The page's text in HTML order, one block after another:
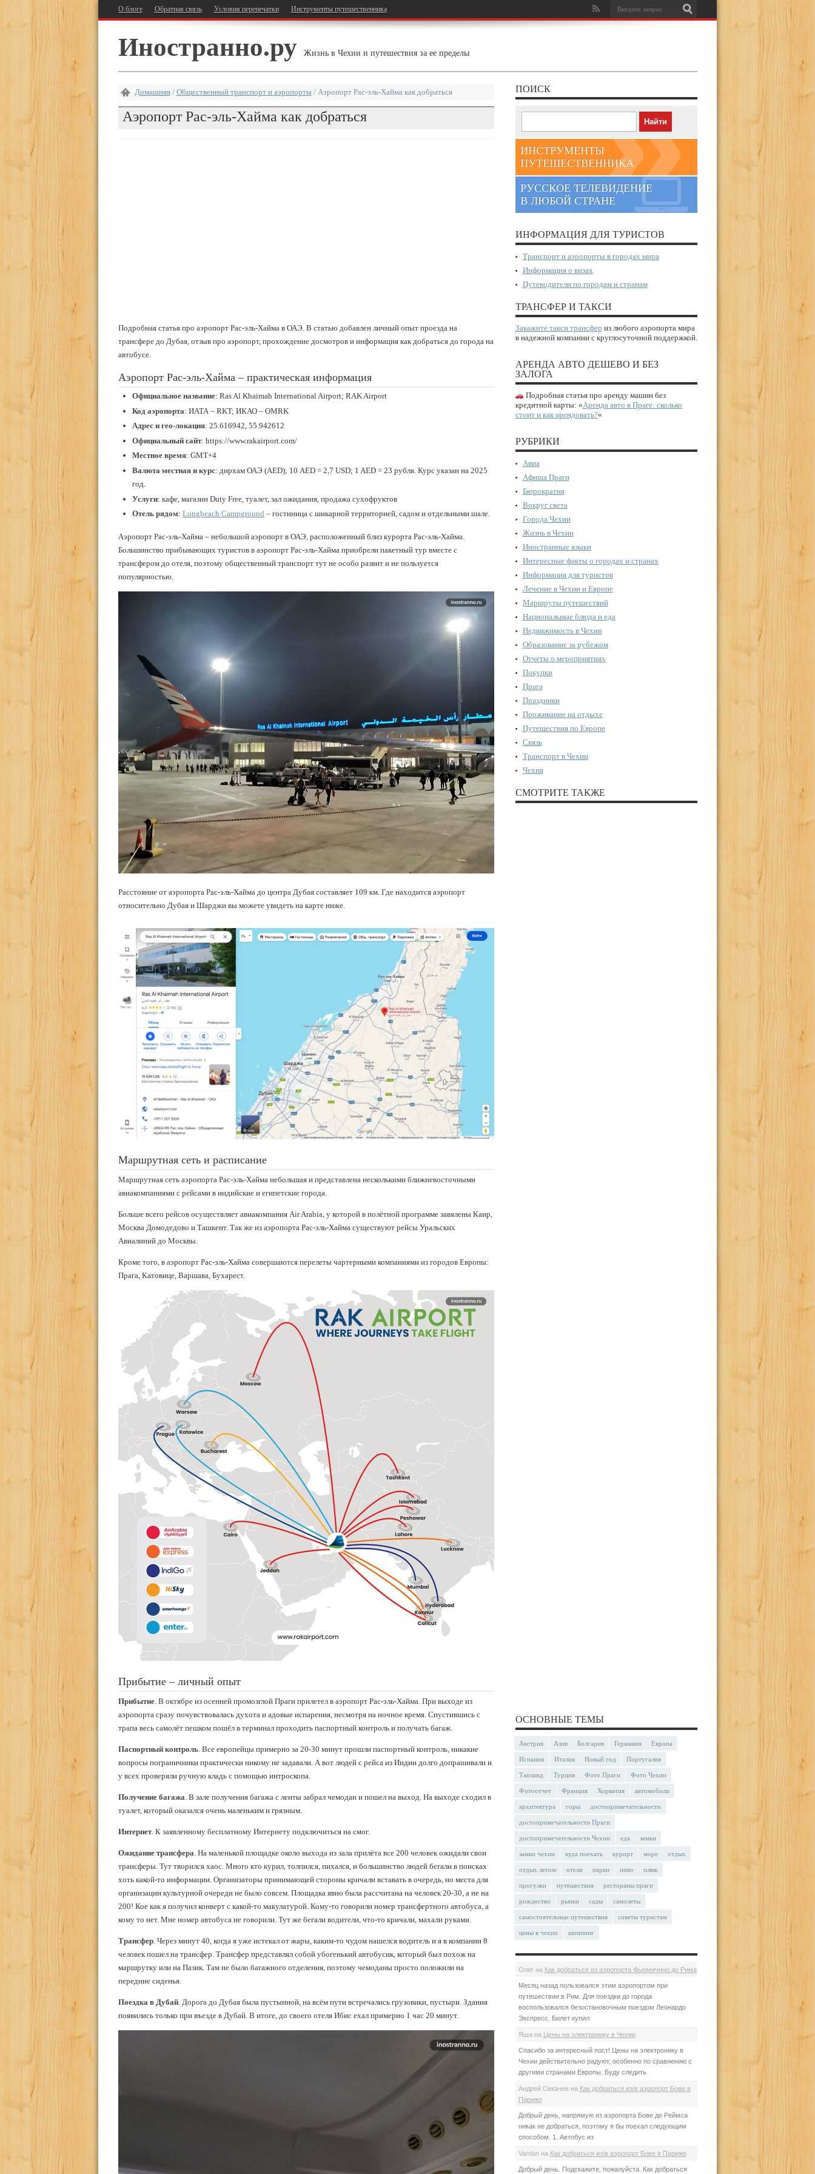
О блоге Обратная связь Условия перепечатки Инструменты путешественника
Иностранно.ру Жизнь в Чехии и путешествия за ее пределы
Домашняя/ Общественный транспорт и аэропорты/ Аэропорт Рас-эль-Хайма как добраться
Аэропорт Рас-эль-Хайма как добраться
Подробная статья про аэропорт Рас-эль-Хайма в ОАЭ. В статью добавлен личный опыт проезда на
трансфере до Дубая, отзыв про аэропорт, прохождение досмотров и информация как добраться до города на
автобусе.
Аэропорт Рас-эль-Хайма – практическая информация
Официальное название: Ras Al Khaimah International Airport; RAK Airport
Код аэропорта: ИАТА – RKT; ИКАО – OMRK
Адрес и гео-локация: 25.616942, 55.942612
Официальный сайт: https://www.rakairport.com/
Местное время: GMT+4
Валюта местная и курс: дирхам ОАЭ (AED); 10 AED = 2,7 USD; 1 AED = 23 рубля. Курс указан на 2025
год.
Услуги: кафе, магазин Duty Free, туалет, зал ожидания, продажа сухофруктов
Отель рядом:Longbeach Campground – гостиница с шикарной территорией, садом и отдельными шале.
Аэропорт Рас-эль-Хайма – небольшой аэропорт в ОАЭ, расположенный близ курорта Рас-эль-Хайма.
Большинство прибывающих туристов в аэропорт Рас-эль-Хайма приобрели пакетный тур вместе с
трансфером до отеля, поэтому общественный транспорт тут не особо развит и не пользуется
популярностью.
Расстояние от аэропорта Рас-эль-Хайма до центра Дубая составляет 109 км. Где находится аэропорт
относительно Дубая и Шарджи вы можете увидеть на карте ниже.
Маршрутная сеть и расписание
Маршрутная сеть аэропорта Рас-эль-Хайма небольшая и представлена несколькими ближневосточными
авиакомпаниями с рейсами в индийские и египетские города.
Больше всего рейсов осуществляет авиакомпания Air Arabia, у которой в полётной программе завялены Каир,
Москва Домодедово и Ташкент. Так же из аэропорта Рас-эль-Хайма существуют рейсы Уральских
Авиалиний до Москвы.
Кроме того, в аэропорт Рас-эль-Хайма совершаются перелеты чартерными компаниями из городов Европы:
Прага, Катовице, Варшава, Бухарест.
Прибытие – личный опыт
Прибытие. В октябре из осенней промозглой Праги прилетел в аэропорт Рас-эль-Хайма. При выходе из
аэропорта сразу почувствовалась духота и адовые испарения, несмотря на ночное время. Спустившись с
трапа весь самолёт пешком пошёл в терминал проходить паспортный контроль и получать багаж.
Паспортный контроль. Все европейцы примерно за 20-30 минут прошли паспортный контроль, никакие
вопросы пограничники практически никому не задавали. А вот людей с рейса из Индии долго допрашивали и
у всех проверяли ручную кладь с помощью интроскопа.
Получение багажа. В зале получения багажа с ленты забрал чемодан и пошел на выход. На выходе сходил в
туалет, который оказался очень маленьким и грязным.
Интернет. К заявленному бесплатному Интернету подключиться на смог.
Ожидание трансфера. На маленькой площадке около выхода из зала прилёта все 200 человек ожидали свои
трансферы. Тут творился хаос. Много кто курил, толпился, пихался, и большинство людей бегали в поисках
хоть какой-то информации. Организаторы принимающей стороны кричали вставать в очередь, но места для
организации культурной очереди не было совсем. Площадка явно была рассчитана на человек 20-30, а не на
200! Кое как я получил конверт с какой-то макулатурой. Кому-то говорили номер трансфертного автобуса, а
кому то нет. Мне номер автобуса не говорили. Тут же бегали водители, что-то кричали, махали руками.
Трансфер. Через минут 40, когда я уже истекал от жары, каким-то чудом нашелся водитель и я в компании 8
человек пошел на трансфер. Трансфер представлял собой убогенький автобусик, который был похож на
маршрутку или на Пазик. Там не было багажного отделения, поэтому чемоданы просто положили на
передние сиденья.
Поездка в Дубай. Дорога до Дубая была пустынной, на всём пути встречались грузовики, пустыри. Здания
появились только при въезде в Дубай. В итоге, до своего отеля Ибис ехал примерно 1 час 20 минут.
ПОИСК
ИНСТРУМЕНТЫ
ПУТЕШЕСТВЕННИКА
РУССКОЕ ТЕЛЕВИДЕНИЕ
В ЛЮБОЙ СТРАНЕ
ИНФОРМАЦИЯ ДЛЯ ТУРИСТОВ
Транспорт и аэропорты в городах мира
Информация о визах
Путеводители по городам и странам
ТРАНСФЕР И ТАКСИ
Закажите такси трансфер из любого аэропорта мира
в надежной компании с круглосуточной поддержкой.
АРЕНДА АВТО ДЕШЕВО И БЕЗ
ЗАЛОГА
Подробная статья про аренду машин без
кредитной карты: «Аренда авто в Праге: сколько
стоит и как арендовать?«
РУБРИКИ
Авиа
Афиша Праги
Бюрократия
Вокруг света
Города Чехии
Жизнь в Чехии
Иностранные языки
Интересные факты о городах и странах
Информация для туристов
Лечение в Чехии и Европе
Маршруты путешествий
Национальные блюда и еда
Недвижимость в Чехии
Образование за рубежом
Отчеты о мероприятиях
Покупки
Прага
Праздники
Проживание на отдыхе
Путешествия по Европе
Связь
Транспорт в Чехии
Чехия
СМОТРИТЕ ТАКЖЕ
ОСНОВНЫЕ ТЕМЫ
Австрия Азия Болгария Германия Европа
Испания Италия Новый год Португалия
Таиланд Турция Фото Праги Фото Чехии
Фотоотчет Франция Хорватия автомобили
архитектура горы достопримечательности
достопримечательности Праги
достопримечательности Чехии еда замки
замки чехии куда поехать курорт море отдых
отдых летом отели парки пиво пляж
прогулки путешествия рестораны праги
рождество рынки сады самолеты
самостоятельные путешествия советы туристам
цены в чехии шоппинг
Олегна Как добраться из аэропорта Фьюмичино до Рима
Месяц назад пользовался этим аэропортом при
путешествии в Рим. Для поездки до города
воспользовался безостановочным поездом Леонардо
Экспресс. Билет купил
Яша на Цены на электронику в Чехии
Спасибо за интересный пост! Цены на электронику в
Чехии действительно радуют, особенно по сравнению с
другими странами Европы. Буду следить
Андрей Секачев на Как добраться из/в аэропорт Бове в
Париже
Добрый день, напрямую из аэропорта Бове до Реймса
никак не добраться, поэтому я бы поехал следующим
способом. 1. Автобус из
Vardanна Как добраться из/в аэропорт Бове в Париже
Добрый день. Подскажите, пожалуйста. Как добраться